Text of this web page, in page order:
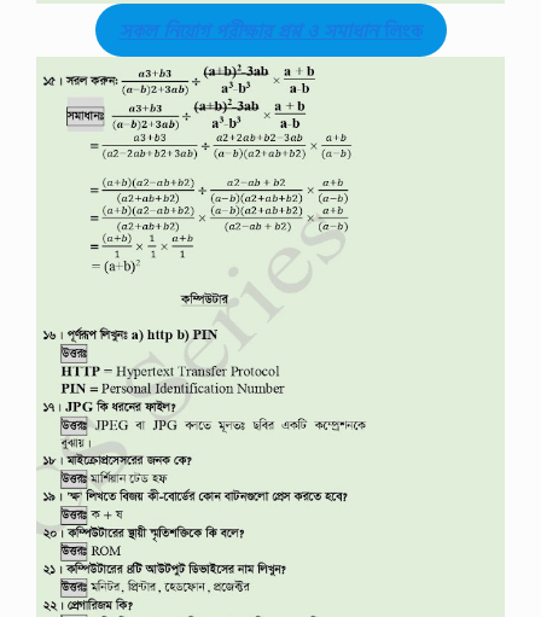
সকল নিয়োগ পরীক্ষার প্রশ্ন ও সমাধানলিংক